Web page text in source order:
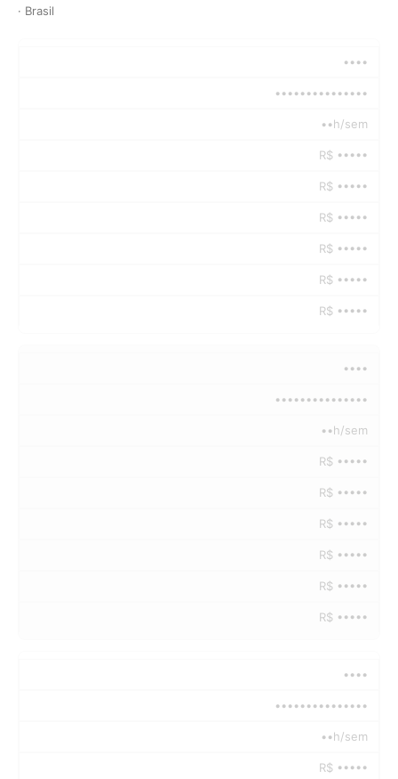
· Brasil
••••
•••••••••••••••
••h/sem
R$ •••••
R$ •••••
R$ •••••
R$ •••••
R$ •••••
R$ •••••
••••
•••••••••••••••
••h/sem
R$ •••••
R$ •••••
R$ •••••
R$ •••••
R$ •••••
R$ •••••
••••
•••••••••••••••
••h/sem
R$ •••••